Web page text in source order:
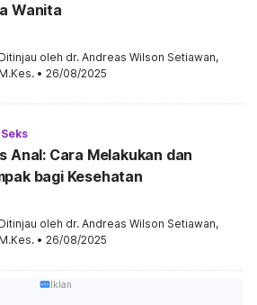
Wanita
Ditinjau oleh dr. Andreas Wilson Setiawan,
M.Kes. • 26/08/2025
Anal: Cara Melakukan dan
bagi Kesehatan
Ditinjau oleh dr. Andreas Wilson Setiawan,
M.Kes. • 26/08/2025
Iklan